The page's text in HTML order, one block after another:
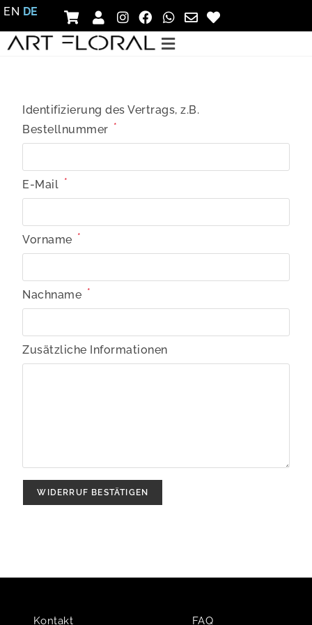
EN DE
Identifizierung des Vertrags, z.B.
Bestellnummer *
E-Mail *
E-Mail
(wiederholen)*
Vorname *
Nachname *
Zusätzliche Informationen
WIDERRUF BESTÄTIGEN
Kontakt FAQ